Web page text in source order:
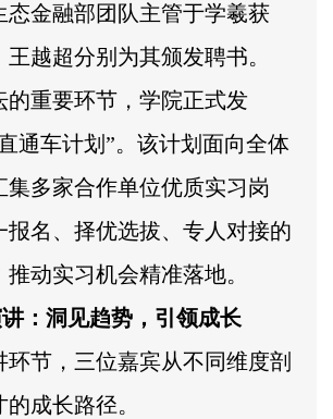
态金融部团队主管于学羲获
越超分别为其颁发聘书。
的重要环节，学院正式发
通车计划”。该计划面向全体
集多家合作单位优质实习岗
报名、择优选拔、专人对接的
动实习机会精准落地。
：洞见趋势，引领成长
环节，三位嘉宾从不同维度剖
成长路径。